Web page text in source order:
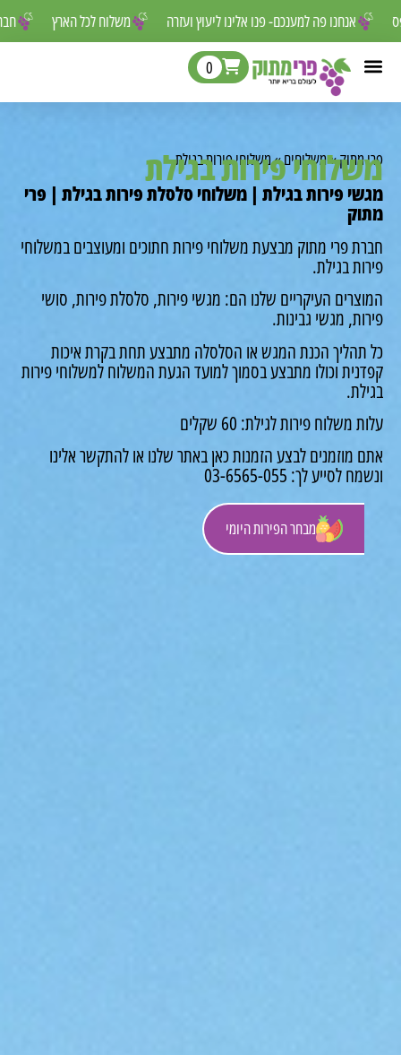
משלוח לכל הארץ אנחנו פה למענכם- פנו אלינו ליעוץ ועזרה
מבחר הפירות היומי
0
»משלוחים»משלוחי פירות בגילת
פירות בגילת
פירות בגילת | משלוחי סלסלת פירות בגילת | פרי
פרי מתוק מבצעת משלוחי פירות חתוכים ומעוצבים במשלוחי
בגילת.
העיקריים שלנו הם: מגשי פירות, סלסלת פירות, סושי
מגשי גבינות.
הכנת המגש או הסלסלה מתבצע תחת בקרת איכות
וכולו מתבצע בסמוך למועד הגעת המשלוח למשלוחי פירות
פירות לגילת: 60 שקלים
מוזמנים לבצע הזמנות כאן באתר שלנו או להתקשר אלינו
לך: 03-6565-055